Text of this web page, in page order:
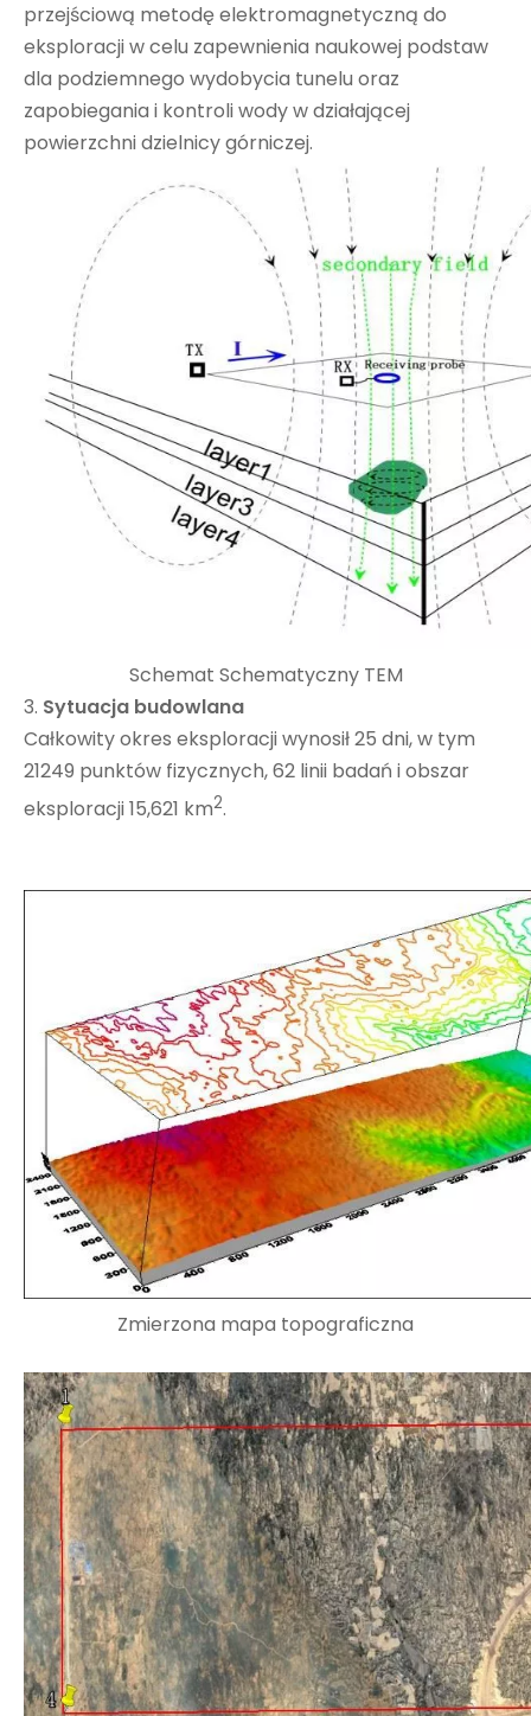
przejściową metodę elektromagnetyczną do
eksploracji w celu zapewnienia naukowej podstaw
dla podziemnego wydobycia tunelu oraz
zapobiegania i kontroli wody w działającej
powierzchni dzielnicy górniczej.
Schemat Schematyczny TEM
3. Sytuacja budowlana
Całkowity okres eksploracji wynosił 25 dni, w tym
21249 punktów fizycznych, 62 linii badań i obszar
eksploracji 15,621 km2.
Zmierzona mapa topograficzna